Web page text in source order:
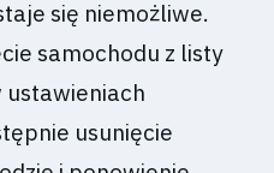
się niemożliwe.
samochodu z listy
ustawieniach
usunięcie